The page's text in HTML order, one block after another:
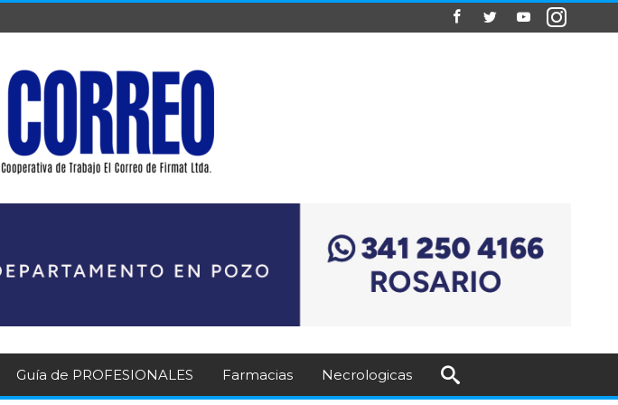
Guía de PROFESIONALES Farmacias Necrologicas